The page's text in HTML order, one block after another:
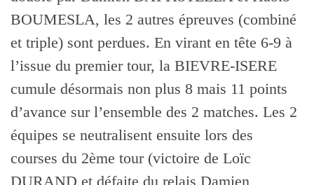
BOUMESLA, les 2 autres épreuves (combiné
et triple) sont perdues. En virant en tête 6-9 à
l’issue du premier tour, la BIEVRE-ISERE
cumule désormais non plus 8 mais 11 points
d’avance sur l’ensemble des 2 matches. Les 2
équipes se neutralisent ensuite lors des
courses du 2ème tour (victoire de Loïc